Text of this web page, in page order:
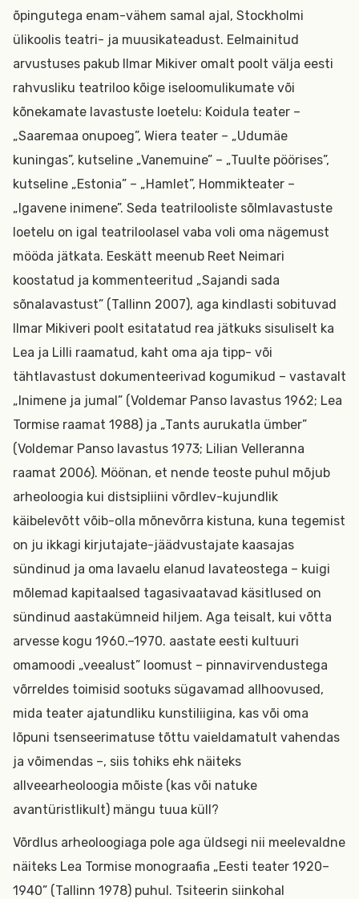
õpingutega enam-vähem samal ajal, Stockholmi
ülikoolis teatri- ja muusikateadust. Eelmainitud
arvustuses pakub Ilmar Mikiver omalt poolt välja eesti
rahvusliku teatriloo kõige iseloomulikumate või
kõnekamate lavastuste loetelu: Koidula teater –
„Saaremaa onupoeg”, Wiera teater – „Udumäe
kuningas”, kutseline „Vanemuine” – „Tuulte pöörises”,
kutseline „Estonia” – „Hamlet”, Hommikteater –
„Igavene inimene”. Seda teatrilooliste sõlmlavastuste
loetelu on igal teatriloolasel vaba voli oma nägemust
mööda jätkata. Eeskätt meenub Reet Neimari
koostatud ja kommenteeritud „Sajandi sada
sõnalavastust” (Tallinn 2007), aga kindlasti sobituvad
Ilmar Mikiveri poolt esitatatud rea jätkuks sisuliselt ka
Lea ja Lilli raamatud, kaht oma aja tipp- või
tähtlavastust dokumenteerivad kogumikud – vastavalt
„Inimene ja jumal” (Voldemar Panso lavastus 1962; Lea
Tormise raamat 1988) ja „Tants aurukatla ümber”
(Voldemar Panso lavastus 1973; Lilian Velleranna
raamat 2006). Möönan, et nende teoste puhul mõjub
arheoloogia kui distsipliini võrdlev-kujundlik
käibelevõtt võib-olla mõnevõrra kistuna, kuna tegemist
on ju ikkagi kirjutajate-jäädvustajate kaasajas
sündinud ja oma lavaelu elanud lavateostega – kuigi
mõlemad kapitaalsed tagasivaatavad käsitlused on
sündinud aastakümneid hiljem. Aga teisalt, kui võtta
arvesse kogu 1960.–1970. aastate eesti kultuuri
omamoodi „veealust” loomust – pinnavirvendustega
võrreldes toimisid sootuks sügavamad allhoovused,
mida teater ajatundliku kunstiliigina, kas või oma
lõpuni tsenseerimatuse tõttu vaieldamatult vahendas
ja võimendas –, siis tohiks ehk näiteks
allveearheoloogia mõiste (kas või natuke
avantüristlikult) mängu tuua küll?
Võrdlus arheoloogiaga pole aga üldsegi nii meelevaldne
näiteks Lea Tormise monograafia „Eesti teater 1920–
1940” (Tallinn 1978) puhul. Tsiteerin siinkohal